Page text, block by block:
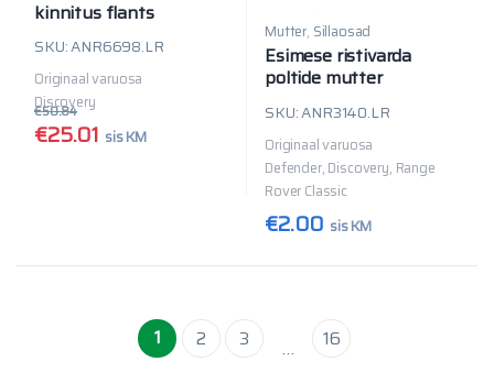
kinnitus flants
SKU: ANR6698.LR
Originaal varuosa
Discovery
€25.01
€50.84
sis KM
Mutter, Sillaosad
Esimese ristivarda
poltide mutter
SKU: ANR3140.LR
Originaal varuosa
Defender, Discovery, Range
Rover Classic
€2.00 sis KM
1 2 3 … 16